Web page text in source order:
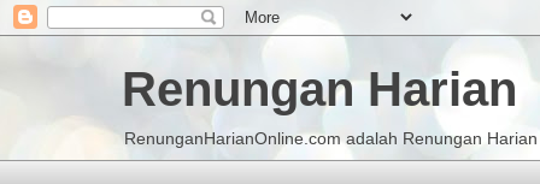
Renungan Harian
RenunganHarianOnline.com adalah Renungan